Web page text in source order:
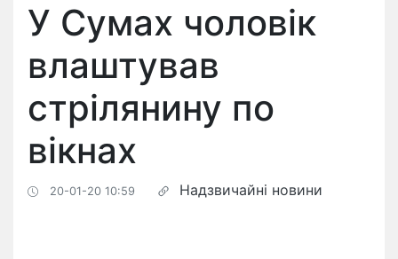
У Сумах чоловік
влаштував
стрілянину по
вікнах
20-01-20 10:59 Надзвичайні новини